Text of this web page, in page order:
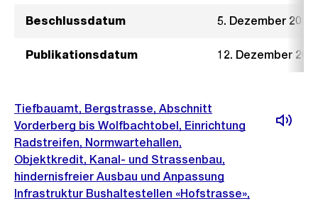
Beschlussdatum 5. Dezember 2018
Publikationsdatum 12. Dezember
Tiefbauamt, Bergstrasse, Abschnitt
Vorderberg bis Wolfbachtobel, Einrichtung
Radstreifen, Normwartehallen,
Objektkredit, Kanal- und Strassenbau,
hindernisfreier Ausbau und Anpassung
Infrastruktur Bushaltestellen «Hofstrasse»,